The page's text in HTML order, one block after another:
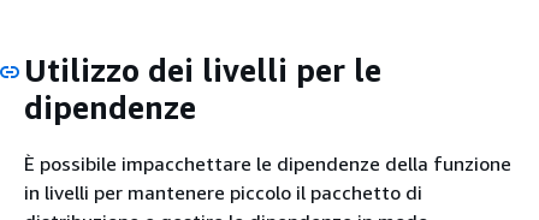
Utilizzo dei livelli per le
dipendenze
È possibile impacchettare le dipendenze della funzione
in livelli per mantenere piccolo il pacchetto di